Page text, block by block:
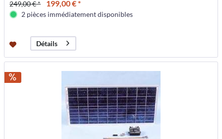
249,00 € * 199,00 € *
2 pièces immédiatement disponibles
Détails